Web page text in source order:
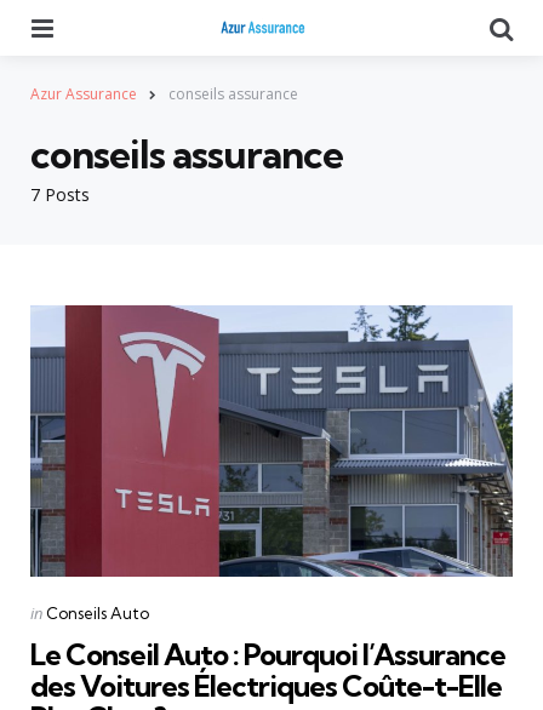
Azur Assurance conseils assurance
7 Posts
conseils assurance
Categories
Posted
in Conseils Auto
Le Conseil Auto : Pourquoi l’Assurance
des Voitures Électriques Coûte-t-Elle